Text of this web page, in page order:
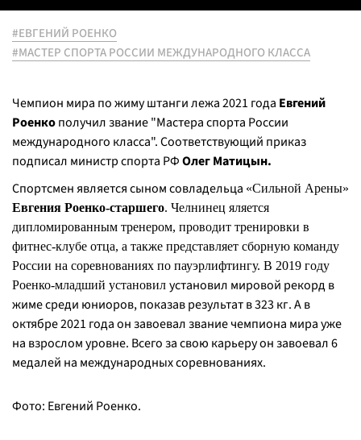
#ЕВГЕНИЙ РОЕНКО
#МАСТЕР СПОРТА РОССИИ МЕЖДУНАРОДНОГО КЛАССА
Чемпион мира по жиму штанги лежа 2021 года Евгений
Роенкополучил звание "Мастера спорта России
международного класса". Соответствующий приказ
подписал министр спорта РФОлег Матицын.
Спортсмен является сыном совладельца «Сильной Арены»
Евгения Роенко-старшего. Челнинец яляется
дипломированным тренером, проводит тренировки в
фитнес-клубе отца, а также представляет сборную команду
России на соревнованиях по пауэрлифтингу. В 2019 году
Роенко-младший установил установил мировой рекорд в
жиме среди юниоров, показав результат в 323 кг. А в
октябре 2021 года он завоевал звание чемпиона мира уже
на взрослом уровне. Всего за свою карьеру он завоевал 6
медалей на международных соревнованиях.
Фото: Евгений Роенко.